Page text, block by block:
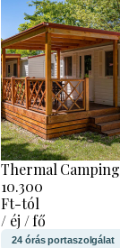
Thermal Camping
10.300
Ft-tól
/ éj / fő
24 órás portaszolgálat